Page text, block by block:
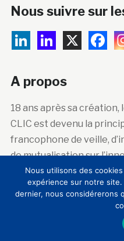
Nous suivre sur
A propos
18 ans après sa
CLIC est devenu la
francophone de veille,
de mutualisation sur
sociale dans les lieux
historique et scientifique.
Abonnez-vous à
Nous utilisons des
expérience sur notre
dernier, nous considérerons